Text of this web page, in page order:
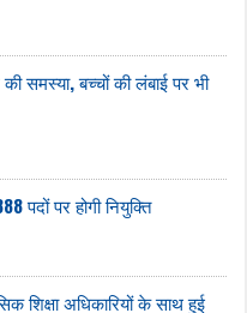
समस्या, बच्चों की लंबाई पर भी
पदों पर होगी नियुक्ति
शिक्षा अधिकारियों के साथ हुई